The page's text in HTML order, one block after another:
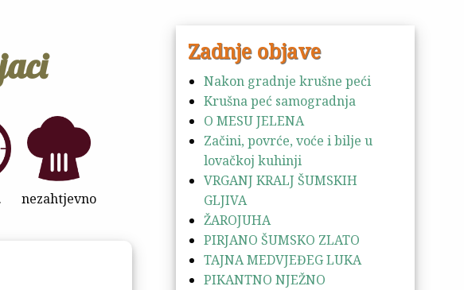
nezahtjevno
Zadnje objave
Nakon gradnje krušne peći
Krušna peć samogradnja
O MESU JELENA
Začini, povrće, voće i bilje u
lovačkoj kuhinji
VRGANJ KRALJ ŠUMSKIH
GLJIVA
ŽAROJUHA
PIRJANO ŠUMSKO ZLATO
TAJNA MEDVJEĐEG LUKA
PIKANTNO NJEŽNO